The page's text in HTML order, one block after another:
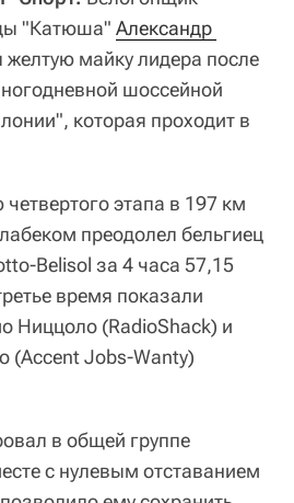
"Катюша" Александр
желтую майку лидера после
шоссейной
которая проходит в
этапа в 197 км
преодолел бельгиец
Belisol за 4 часа 57,15
время показали
Ниццоло (RadioShack) и
(Accent Jobs-Wanty)
в общей группе
с нулевым отставанием